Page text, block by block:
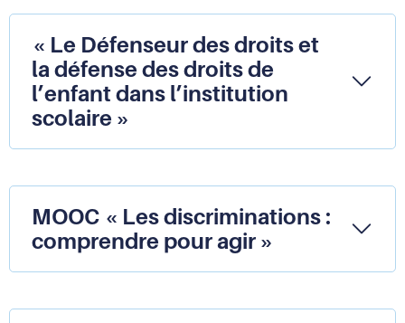
« Le Défenseur des droits et
la défense des droits de
l’enfant dans l’institution
scolaire »
MOOC « Les discriminations :
comprendre pour agir »